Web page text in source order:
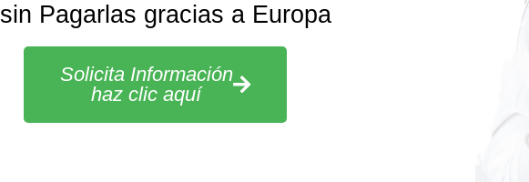
sin Pagarlas gracias a Europa
Solicita Información
haz clic aquí